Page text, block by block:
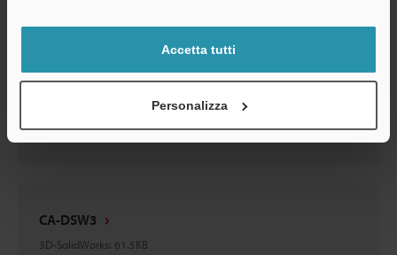
Accetta tutti
Personalizza
CA-DSW3
3D-SolidWorks: 61.5KB